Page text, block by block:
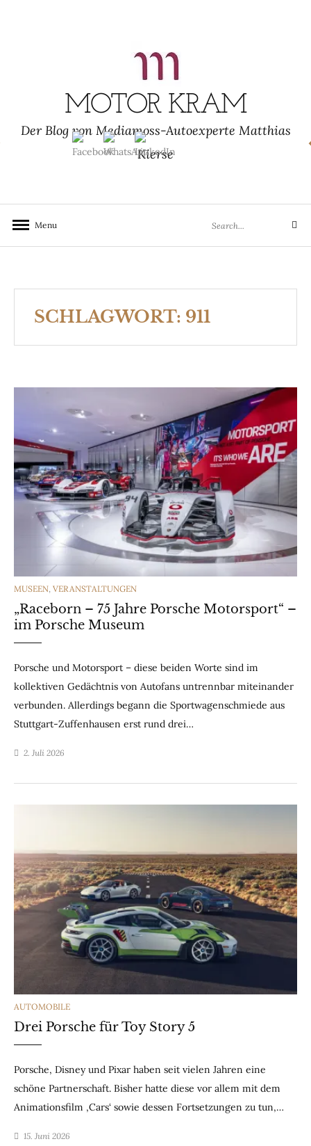
MOTOR KRAM
Der Blog von Mediamoss-Autoexperte Matthias
Kierse
Menu
for:
Search
SCHLAGWORT: 911
CATEGORIES
MUSEEN, VERANSTALTUNGEN
„Raceborn – 75 Jahre Porsche Motorsport“ –
im Porsche Museum
Porsche und Motorsport – diese beiden Worte sind im
kollektiven Gedächtnis von Autofans untrennbar miteinander
verbunden. Allerdings begann die Sportwagenschmiede aus
Stuttgart-Zuffenhausen erst rund drei…
2. Juli 2026
CATEGORIES
AUTOMOBILE
Drei Porsche für Toy Story 5
Porsche, Disney und Pixar haben seit vielen Jahren eine
schöne Partnerschaft. Bisher hatte diese vor allem mit dem
Animationsfilm ‚Cars‘ sowie dessen Fortsetzungen zu tun,…
15. Juni 2026